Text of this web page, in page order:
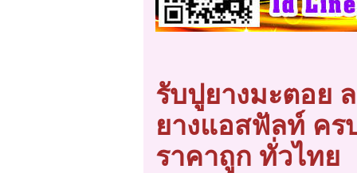
รับปูยางมะตอย
ยางแอสฟัลท์ คร
ราคาถูก ทั่วไทย